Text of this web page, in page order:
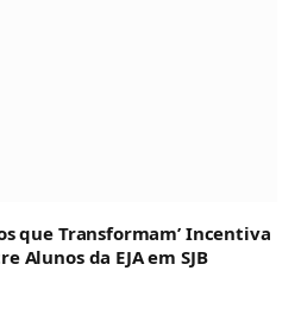
que Transformam’ Incentiva
Alunos da EJA em SJB